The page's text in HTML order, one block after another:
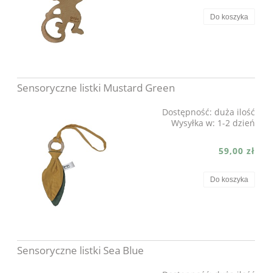
Do koszyka
Sensoryczne listki Mustard Green
Dostępność: duża ilość
Wysyłka w: 1-2 dzień
59,00 zł
Do koszyka
Sensoryczne listki Sea Blue